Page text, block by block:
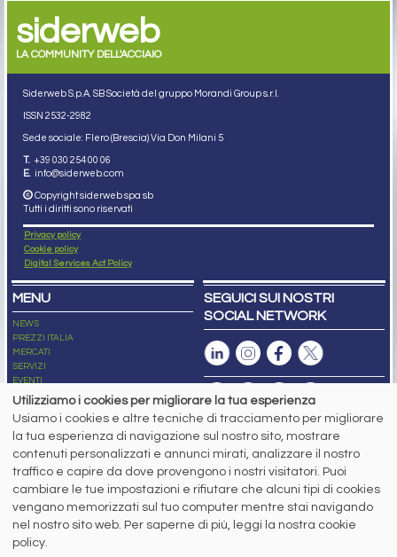
siderweb
LA COMMUNITY DELL'ACCIAIO
Siderweb S.p.A. SB Società del gruppo Morandi Group s.r.l.
ISSN 2532-2982
Sede sociale: Flero (Brescia) Via Don Milani 5
T. +39 030 254 00 06
E. info@siderweb.com
Copyright siderweb spa sb
Tutti i diritti sono riservati
Privacy policy
Cookie policy
Digital Services Act Policy
MENU
NEWS
PREZZI ITALIA
MERCATI
SERVIZI
EVENTI
ABBONAMENTI
NEWSLETTER
SEGUICI SUI NOSTRI
SOCIAL NETWORK
Capitale Sociale: 190.000€ interamente versato
Registro delle Imprese di Brescia
Codice Fiscale e Partita I.V.A.:IT03562320170
R.E.A. n. 419331
www.siderweb.com: Autorizzazione del Tribunale di Brescia n. 11/2004 del 17
marzo 2004, Iscrizione al R.O.C. n. 26116.
Direttrice Responsabile:
Elisa Bonomelli
Utilizziamo i cookies per migliorare la tua esperienza
Usiamo i cookies e altre tecniche di tracciamento per migliorare
la tua esperienza di navigazione sul nostro sito, mostrare
contenuti personalizzati e annunci mirati, analizzare il nostro
traffico e capire da dove provengono i nostri visitatori. Puoi
cambiare le tue impostazioni e rifiutare che alcuni tipi di cookies
vengano memorizzati sul tuo computer mentre stai navigando
nel nostro sito web. Per saperne di più, leggi la nostra cookie
policy.